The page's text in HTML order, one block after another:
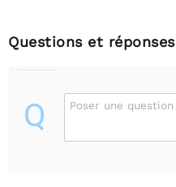
Questions et réponses
Q Poser une question